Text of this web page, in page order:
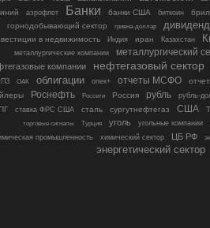
аэрофлот Банки банки США биткоин
горнодобывающий сектор
гривна-доллар
в недвижимость Индия иран Казахстан
металлургические компании
металлургический
компании
нефтегазовый сектор
ОАК облигации опек+ отчеты МСФО
Роснефть Россети Россия рубль рубль-
ставка ФРС США сталь сургутнефтегаз США
торговые сигналы
Турция уголь угольные компании
промышленность химический сектор ЦБ РФ
энергетический сектор